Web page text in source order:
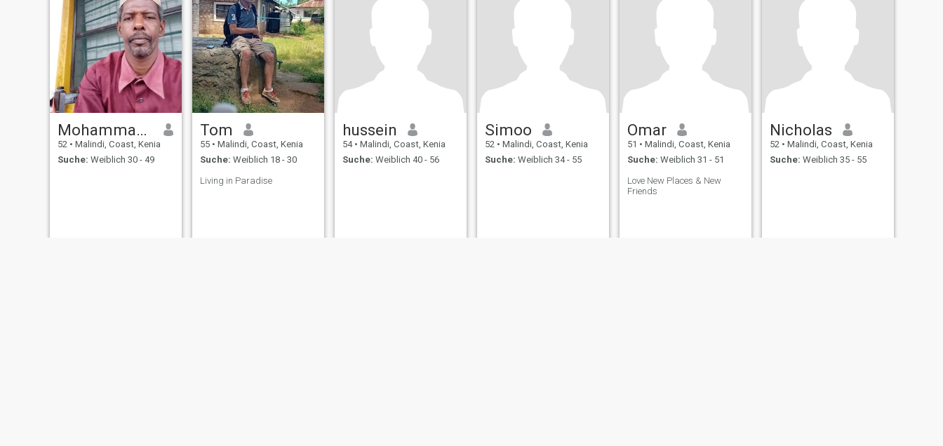
Mohammad Swaleh
52 • Malindi, Coast, Kenia
Suche: Weiblich 30 - 49
Tom
55 • Malindi, Coast, Kenia
Suche: Weiblich 18 - 30
Living in Paradise
hussein
54 • Malindi, Coast, Kenia
Suche: Weiblich 40 - 56
Simoo
52 • Malindi, Coast, Kenia
Suche: Weiblich 34 - 55
Omar
51 • Malindi, Coast, Kenia
Suche: Weiblich 31 - 51
Love New Places & New
Friends
Nicholas
52 • Malindi, Coast, Kenia
Suche: Weiblich 35 - 55